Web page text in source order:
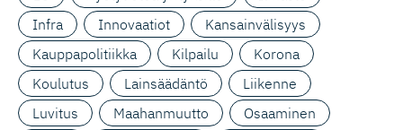
Infra
Innovaatiot
Kansainvälisyys
Kauppapolitiikka
Kilpailu
Korona
Koulutus
Lainsäädäntö
Liikenne
Luvitus
Maahanmuutto
Osaaminen